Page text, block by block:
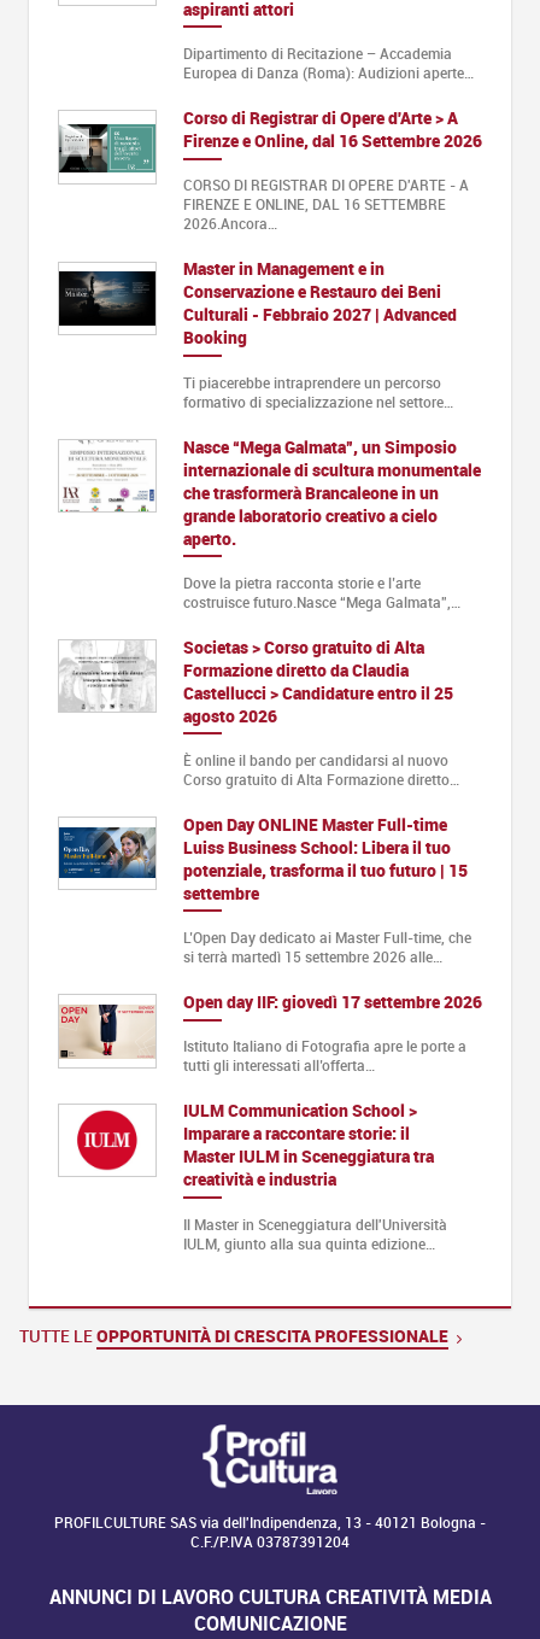
aspiranti attori
Dipartimento di Recitazione – Accademia
Europea di Danza (Roma): Audizioni aperte…
Corso di Registrar di Opere d'Arte > A
Firenze e Online, dal 16 Settembre 2026
CORSO DI REGISTRAR DI OPERE D'ARTE - A
FIRENZE E ONLINE, DAL 16 SETTEMBRE
2026.Ancora…
Master in Management e in
Conservazione e Restauro dei Beni
Culturali - Febbraio 2027 | Advanced
Booking
Ti piacerebbe intraprendere un percorso
formativo di specializzazione nel settore…
Nasce “Mega Galmata”, un Simposio
internazionale di scultura monumentale
che trasformerà Brancaleone in un
grande laboratorio creativo a cielo
aperto.
Dove la pietra racconta storie e l’arte
costruisce futuro.Nasce “Mega Galmata”,…
Societas > Corso gratuito di Alta
Formazione diretto da Claudia
Castellucci > Candidature entro il 25
agosto 2026
È online il bando per candidarsi al nuovo
Corso gratuito di Alta Formazione diretto…
Open Day ONLINE Master Full-time
Luiss Business School: Libera il tuo
potenziale, trasforma il tuo futuro | 15
settembre
L’Open Day dedicato ai Master Full-time, che
si terrà martedì 15 settembre 2026 alle…
Open day IIF: giovedì 17 settembre 2026
Istituto Italiano di Fotografia apre le porte a
tutti gli interessati all’offerta…
IULM Communication School >
Imparare a raccontare storie: il
Master IULM in Sceneggiatura tra
creatività e industria
Il Master in Sceneggiatura dell'Università
IULM, giunto alla sua quinta edizione…
TUTTE LEOPPORTUNITÀ DI CRESCITA PROFESSIONALE
PROFILCULTURE SAS via dell'Indipendenza, 13 - 40121 Bologna -
C.F./P.IVA 03787391204
ANNUNCI DI LAVORO CULTURA CREATIVITÀ MEDIA
COMUNICAZIONE